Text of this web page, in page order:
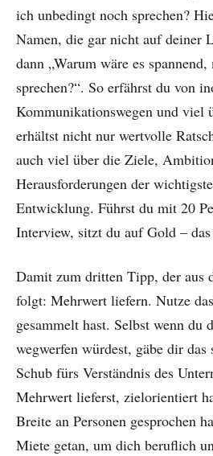
ich unbedingt noch sprechen?
Namen, die gar nicht auf deiner
dann „Warum wäre es
sprechen?“. So erfährst du von
Kommunikationswegen und viel
erhältst nicht nur wertvolle
auch viel über die Ziele,
Herausforderungen der
Entwicklung. Führst du mit 20
Interview, sitzt du auf Gold –
Damit zum dritten Tipp, der aus
folgt: Mehrwert liefern. Nutze
gesammelt hast. Selbst wenn du
wegwerfen würdest, gäbe dir das
Schub fürs Verständnis des
Mehrwert lieferst, zielorientiert
Breite an Personen gesprochen
Miete getan, um dich beruflich